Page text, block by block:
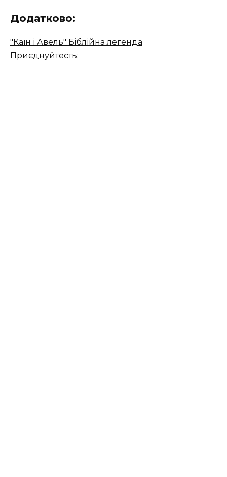
Додатково:
"Каїн і Авель" Біблійна легенда
Приєднуйтесть: